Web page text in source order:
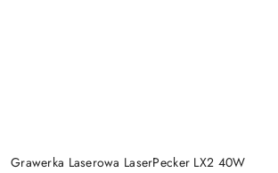
Grawerka Laserowa LaserPecker LX2 40W